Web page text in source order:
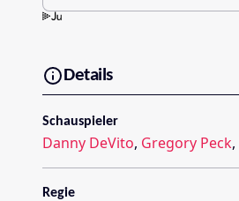
Details
Schauspieler
Danny DeVito, Gregory Peck,
Regie